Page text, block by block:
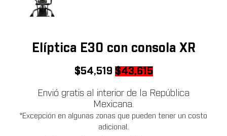
Elíptica E30 con consola XR
$54,519 Original
was:
$54,519.
$43,615Current
is:
$43,615.
Envió gratis al interior de la República
Mexicana.
*Excepción en algunas zonas que pueden tener un costo
adicional.